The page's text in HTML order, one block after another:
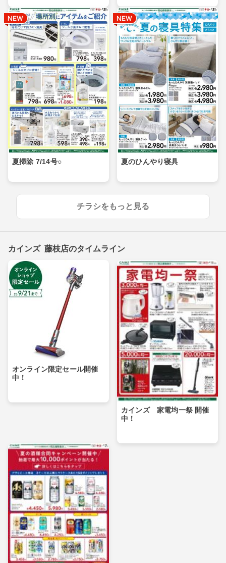
夏掃除 7/14号○ 夏のひんやり寝具
チラシをもっと見る
カインズ 藤枝店のタイムライン
オンライン限定セール開催
中！
カインズ 家電均一祭 開催
中！